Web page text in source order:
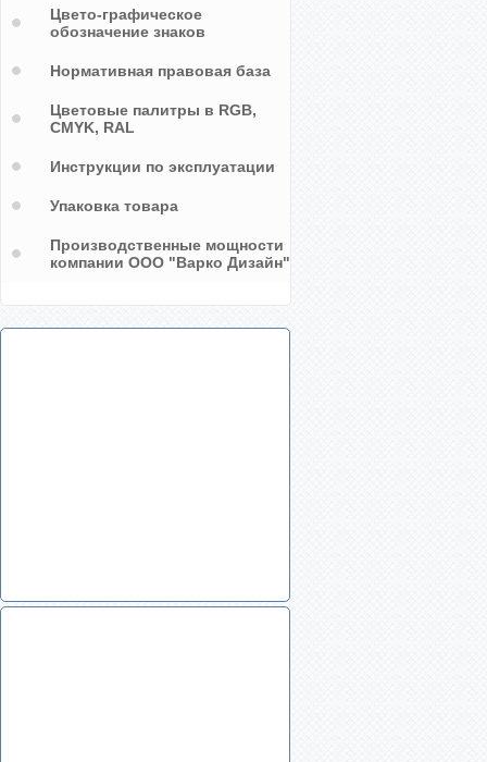
Цвето-графическое
обозначение знаков
Нормативная правовая база
Цветовые палитры в RGB,
CMYK, RAL
Инструкции по эксплуатации
Упаковка товара
Производственные мощности
компании ООО "Варко Дизайн"